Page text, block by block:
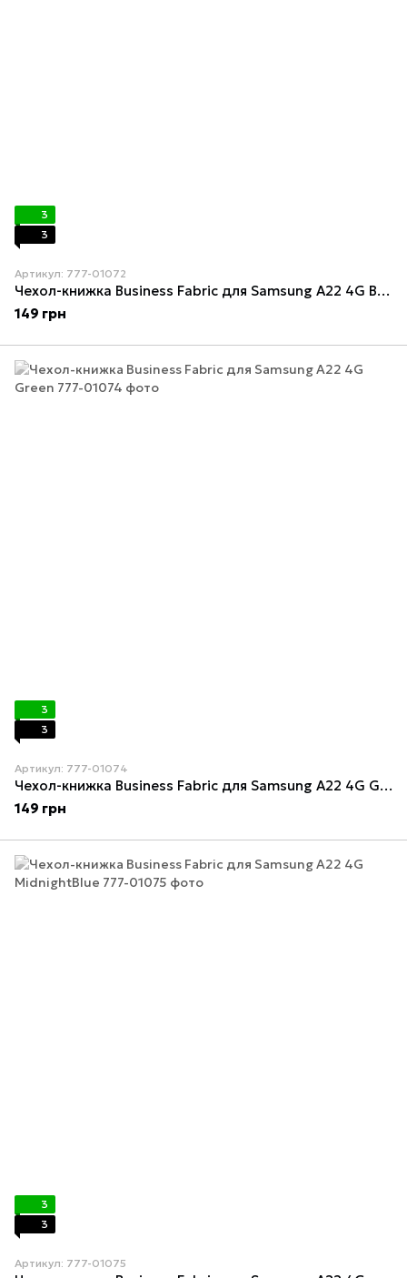
3
3
Артикул: 777-01072
Чехол-книжка Business Fabric для Samsung A22 4G Blue
149 грн
3
3
Артикул: 777-01074
Чехол-книжка Business Fabric для Samsung A22 4G Green
149 грн
3
3
Артикул: 777-01075